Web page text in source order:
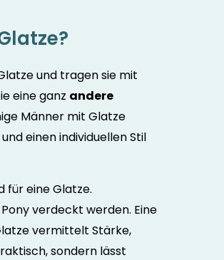
und tragen sie mit
eine ganz andere
Männer mit Glatze
einen individuellen Stil
für eine Glatze.
verdeckt werden. Eine
vermittelt Stärke,
sondern lässt